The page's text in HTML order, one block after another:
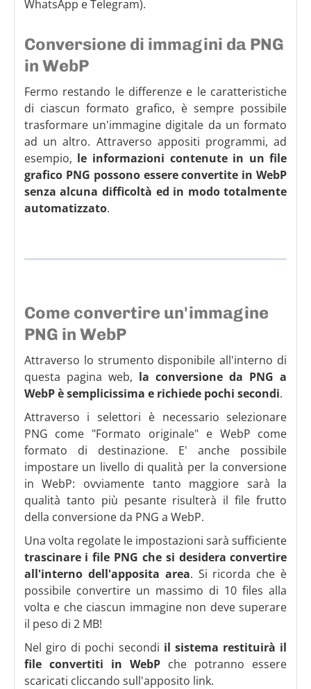
WhatsApp e Telegram).
Conversione di immagini da PNG
in WebP
Fermo restando le differenze e le caratteristiche
di ciascun formato grafico, è sempre possibile
trasformare un'immagine digitale da un formato
ad un altro. Attraverso appositi programmi, ad
esempio, le informazioni contenute in un file
grafico PNG possono essere convertite in WebP
senza alcuna difficoltà ed in modo totalmente
automatizzato.
Come convertire un'immagine
PNG in WebP
Attraverso lo strumento disponibile all'interno di
questa pagina web, la conversione da PNG a
WebP è semplicissima e richiede pochi secondi.
Attraverso i selettori è necessario selezionare
PNG come "Formato originale" e WebP come
formato di destinazione. E' anche possibile
impostare un livello di qualità per la conversione
in WebP: ovviamente tanto maggiore sarà la
qualità tanto più pesante risulterà il file frutto
della conversione da PNG a WebP.
Una volta regolate le impostazioni sarà sufficiente
trascinare i file PNG che si desidera convertire
all'interno dell'apposita area. Si ricorda che è
possibile convertire un massimo di 10 files alla
volta e che ciascun immagine non deve superare
il peso di 2 MB!
Nel giro di pochi secondi il sistema restituirà il
file convertiti in WebP che potranno essere
scaricati cliccando sull'apposito link.